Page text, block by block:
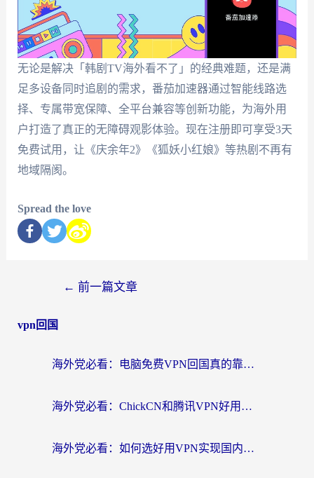
无论是解决「韩剧TV海外看不了」的经典难题，还是满
足多设备同时追剧的需求，番茄加速器通过智能线路选
择、专属带宽保障、全平台兼容等创新功能，为海外用
户打造了真正的无障碍观影体验。现在注册即可享受3天
免费试用，让《庆余年2》《狐妖小红娘》等热剧不再有
地域隔阂。
Spread the love
← 前一篇文章
vpn回国
海外党必看：电脑免费VPN回国真的靠谱吗？附实测对比与最优方案指南
海外党必看：ChickCN和腾讯VPN好用吗？3招选对回国加速器，告别地区限制
海外党必看：如何选好用VPN实现国内资源无缝访问？从越南到全球都适用